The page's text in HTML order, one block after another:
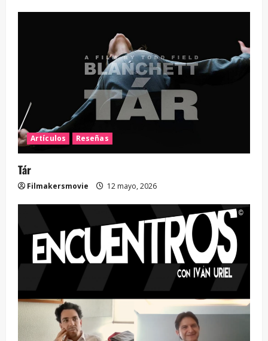
Artículos Reseñas
Tár
Filmakersmovie 12 mayo, 2026